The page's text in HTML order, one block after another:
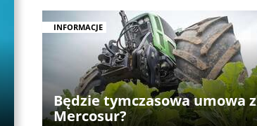
INFORMACJE
Będzie tymczasowa umowa z
Mercosur?